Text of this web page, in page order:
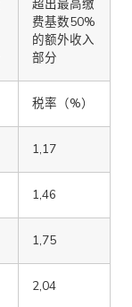
超出最高缴
费基数50%
的额外收入
部分
税率（%）
1,17
1,46
1,75
2,04